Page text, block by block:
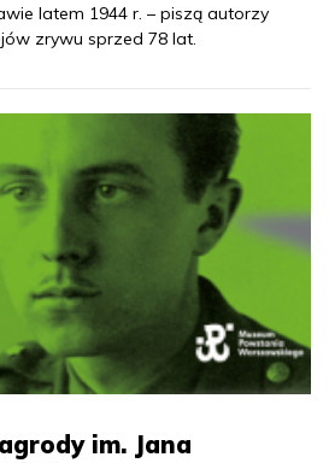
latem 1944 r. – piszą autorzy
zrywu sprzed 78 lat.
im. Jana